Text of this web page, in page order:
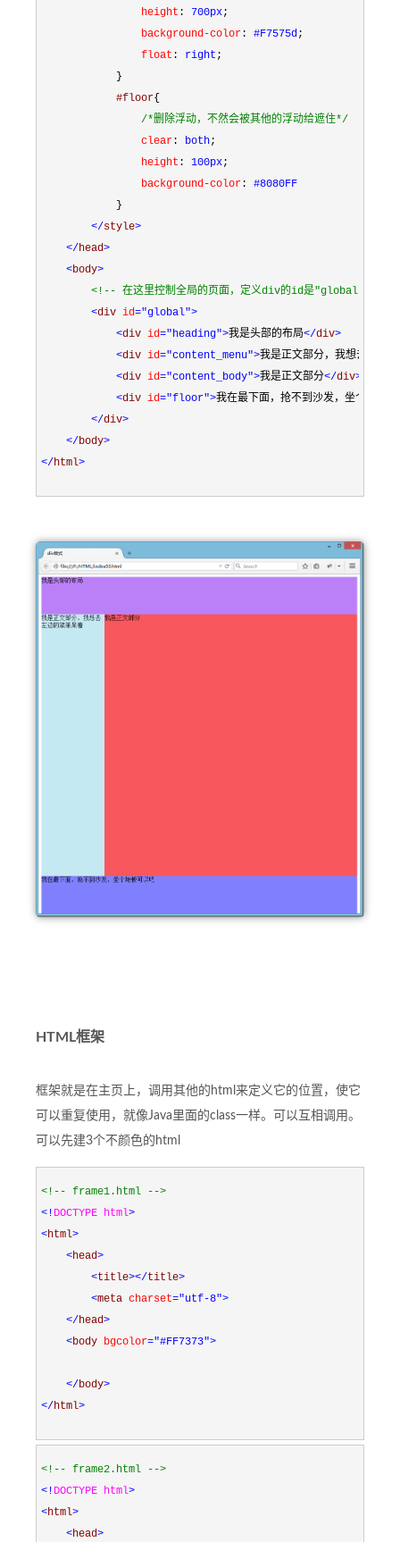
                height
: 700px;
                background-color
: #F7575d;
                float
: right ;
}
            #floor
{
/*删除浮动，不然会被其他的浮动给遮住*/
                clear
: both;
                height
: 100px;
                background-color
:
#8080FF
}
</style>
</head>
<body>
<!-- 在这里控制全局的页面，定义div的id是"global"
<div id="global">
<div id="heading">我是头部的布局</div>
<div id="content_menu">我是正文部分，我想去左边
<div id="content_body">我是正文部分</div>
<div id="floor">我在最下面，抢不到沙发，坐个地板
</div>
</body>
</html>
HTML框架
框架就是在主页上，调用其他的html来定义它的位置，使它
可以重复使用，就像Java里面的class一样。可以互相调用。
可以先建3个不颜色的html
<!-- frame1.html
-->
<! DOCTYPE html>
<html>
<head>
<title></title>
<meta charset="utf-8">
</head>
<body bgcolor="#FF7373">
</body>
</html>
<!-- frame2.html
-->
<! DOCTYPE html>
<html>
<head>